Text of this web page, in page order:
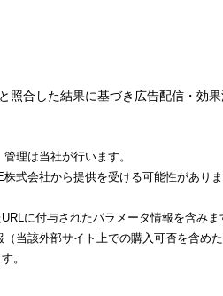
照合した結果に基づき広告配信・効
理は当社が行います。
式会社から提供を受ける可能性がありま
に付与されたパラメータ情報を含みま
当該外部サイト上での購入可否を含め
。